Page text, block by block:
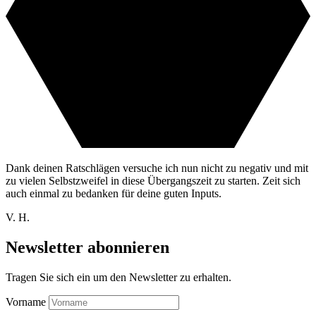
Dank deinen Ratschlägen versuche ich nun nicht zu negativ und mit
zu vielen Selbstzweifel in diese Übergangszeit zu starten. Zeit sich
auch einmal zu bedanken für deine guten Inputs.
V. H.
Newsletter abonnieren
Tragen Sie sich ein um den Newsletter zu erhalten.
Vorname